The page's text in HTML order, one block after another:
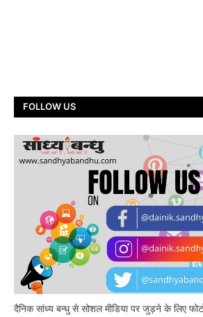
FOLLOW US
दैनिक सांध्य बन्धु से सोशल मीडिया पर जुड़ने के लिए